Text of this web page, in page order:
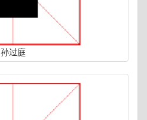
孙过庭